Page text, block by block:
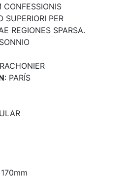
CONFESSIONIS
SUPERIORI PER
REGIONES SPARSA.
: PARÍS